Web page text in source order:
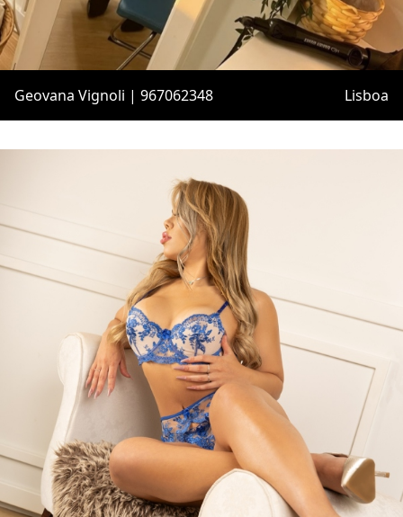
Geovana Vignoli | 967062348 Lisboa